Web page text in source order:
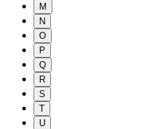
M
N
O
P
Q
R
S
T
U